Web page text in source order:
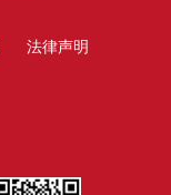
法律声明